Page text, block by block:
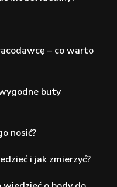
– co warto
buty
nosić?
i jak zmierzyć?